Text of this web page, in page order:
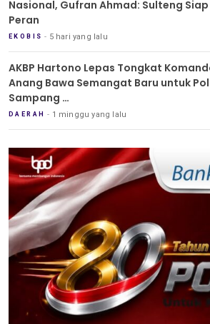
Nasional, Gufran Ahmad: Sulteng
Peran
EKOBIS 5 hari yang lalu
AKBP Hartono Lepas Tongkat
Anang Bawa Semangat Baru untuk
Sampang
Tradisi Pedang Pora Iringi Sertijab
Sampang
DAERAH 1 minggu yang lalu